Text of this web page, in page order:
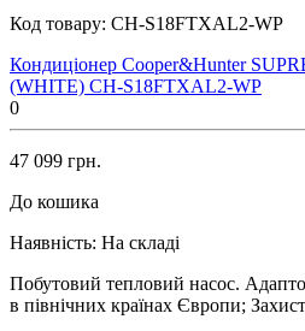
Код товару: CH-S18FTXAL2-WP
Кондиціонер Cooper&Hunter
(WHITE) CH-S18FTXAL2-WP
0
47 099 грн.
До кошика
Наявність: На складі
Побутовий тепловий насос.
в північних країнах Європи;